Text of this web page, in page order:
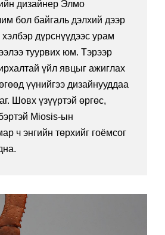
дизайнер Элмо
бол байгаль дэлхий дээр
дүрснүүдээс урам
туурвих юм. Тэрээр
үйл явцыг ажиглах
үүнийгээ дизайнууддаа
Шовх үзүүртэй өргөс,
Miosis-ын
ч энгийн төрхийг гоёмсог